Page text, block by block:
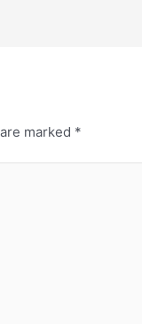
marked *